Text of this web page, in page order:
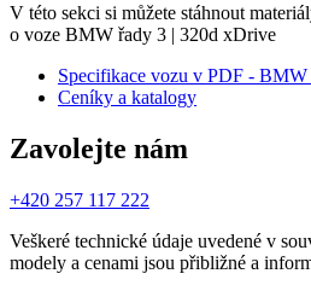
V této sekci si můžete stáhnout
o voze BMW řady 3 | 320d xDrive
Specifikace vozu v PDF -
Ceníky a katalogy
Zavolejte nám
+420 257 117 222
Veškeré technické údaje uvedené v
modely a cenami jsou přibližné a